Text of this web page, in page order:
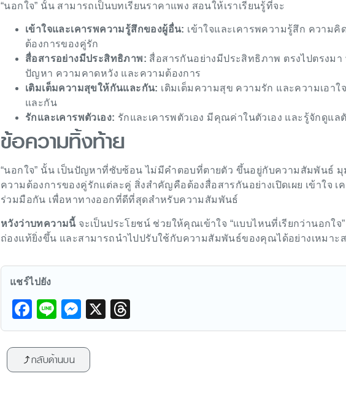
“นอกใจ” นั้น สามารถเป็นบทเรียนราคาแพง สอนให้เราเรียนรู้ที่จะ
เข้าใจและเคารพความรู้สึกของผู้อื่น: เข้าใจและเคารพความรู้สึก ความคิ
ต้องการของคู่รัก
สื่อสารอย่างมีประสิทธิภาพ: สื่อสารกันอย่างมีประสิทธิภาพ ตรงไปตรงมา
ปัญหา ความคาดหวัง และความต้องการ
เติมเต็มความสุขให้กันและกัน: เติมเต็มความสุข ความรัก และความเอาใ
และกัน
รักและเคารพตัวเอง: รักและเคารพตัวเอง มีคุณค่าในตัวเอง และรู้จักดูแลตั
ข้อความทิ้งท้าย
“นอกใจ” นั้น เป็นปัญหาที่ซับซ้อน ไม่มีคำตอบที่ตายตัว ขึ้นอยู่กับความสัมพันธ์ มุ
ความต้องการของคู่รักแต่ละคู่ สิ่งสำคัญคือต้องสื่อสารกันอย่างเปิดเผย เข้าใจ เ
ร่วมมือกัน เพื่อหาทางออกที่ดีที่สุดสำหรับความสัมพันธ์
หวังว่าบทความนี้จะเป็นประโยชน์ ช่วยให้คุณเข้าใจ “แบบไหนที่เรียกว่านอกใจ”
ถ่องแท้ยิ่งขึ้น และสามารถนำไปปรับใช้กับความสัมพันธ์ของคุณได้อย่างเหมาะ
แชร์ไปยัง
F
a
c
e
Li
n
e
M
e
s
s
X
hr
กลับด้านบน